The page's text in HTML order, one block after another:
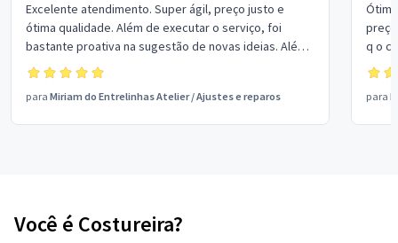
Excelente atendimento. Super ágil, preço justo e
ótima qualidade. Além de executar o serviço, foi
bastante proativa na sugestão de novas ideias. Além
de fazer os casacos que precisei de última hora, já
inciamos uma nova produção de moda infantil.
para Miriam do Entrelinhas Atelier/Ajustes e reparos
q o
para
Você é Costureira?